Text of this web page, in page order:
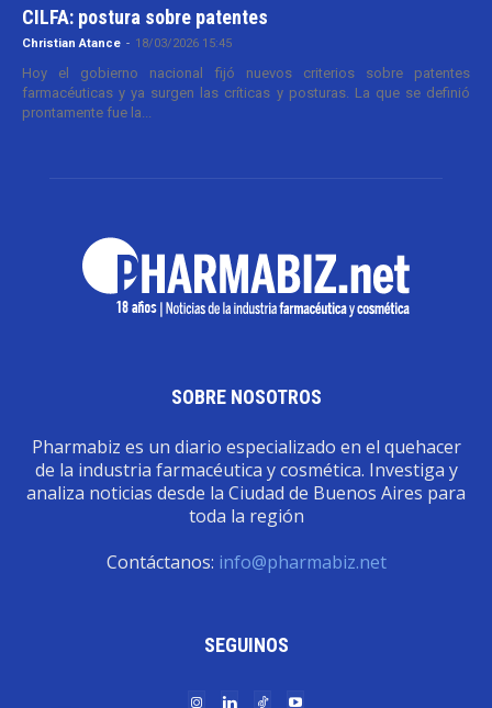
CILFA: postura sobre patentes
Christian Atance - 18/03/2026 15:45
Hoy el gobierno nacional fijó nuevos criterios sobre patentes
farmacéuticas y ya surgen las críticas y posturas. La que se definió
prontamente fue la...
SOBRE NOSOTROS
Pharmabiz es un diario especializado en el quehacer
de la industria farmacéutica y cosmética. Investiga y
analiza noticias desde la Ciudad de Buenos Aires para
toda la región
Contáctanos: info@pharmabiz.net
SEGUINOS